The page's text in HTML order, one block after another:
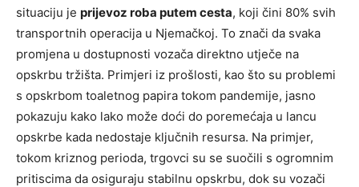
situaciju je prijevoz roba putem cesta, koji čini 80% svih
transportnih operacija u Njemačkoj. To znači da svaka
promjena u dostupnosti vozača direktno utječe na
opskrbu tržišta. Primjeri iz prošlosti, kao što su problemi
s opskrbom toaletnog papira tokom pandemije, jasno
pokazuju kako lako može doći do poremećaja u lancu
opskrbe kada nedostaje ključnih resursa. Na primjer,
tokom kriznog perioda, trgovci su se suočili s ogromnim
pritiscima da osiguraju stabilnu opskrbu, dok su vozači